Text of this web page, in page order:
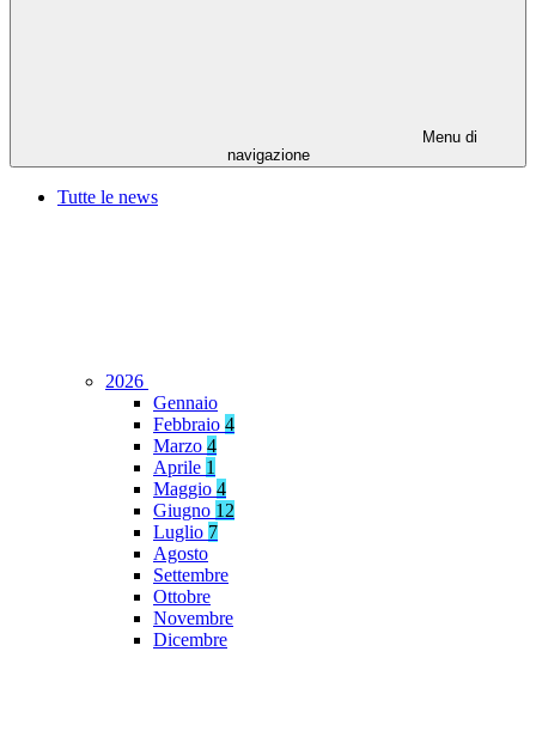
Menu di
navigazione
Tutte le news
2026
Gennaio
Febbraio 4
Marzo 4
Aprile 1
Maggio 4
Giugno 12
Luglio 7
Agosto
Settembre
Ottobre
Novembre
Dicembre